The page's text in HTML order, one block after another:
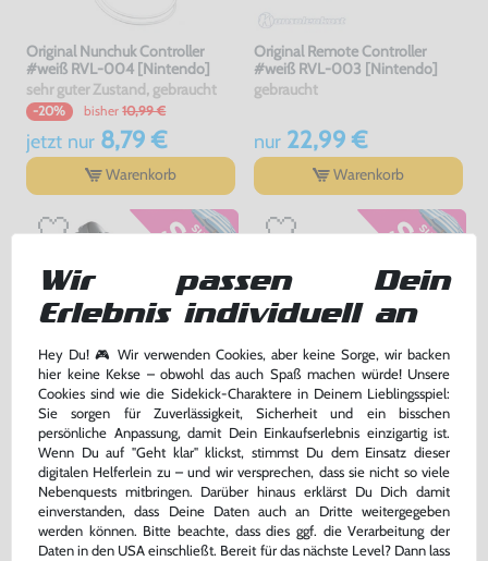
Original Nunchuk Controller
#weiß RVL-004 [Nintendo]
sehr guter Zustand, gebraucht
-20% bisher 10,99 €
jetzt nur8,79 €
Warenkorb
Original Remote Controller
#weiß RVL-003 [Nintendo]
gebraucht
nur22,99 €
Warenkorb
Original Nunchuk Controller
#schwarz [Nintendo]
sehr guter Zustand, gebraucht
nur12,99 €
Original Schutzhülle / Skin /
Sleeve / Cover für Remote
#transp.
gebraucht
-60% bisher 0,99 €
jetzt nur 0,40 €
Wir passen Dein
Erlebnis individuell an
Hey Du! 🎮 Wir verwenden Cookies, aber keine Sorge, wir backen
hier keine Kekse – obwohl das auch Spaß machen würde! Unsere
Cookies sind wie die Sidekick-Charaktere in Deinem Lieblingsspiel:
Sie sorgen für Zuverlässigkeit, Sicherheit und ein bisschen
persönliche Anpassung, damit Dein Einkaufserlebnis einzigartig ist.
Wenn Du auf "Geht klar" klickst, stimmst Du dem Einsatz dieser
digitalen Helferlein zu – und wir versprechen, dass sie nicht so viele
Nebenquests mitbringen. Darüber hinaus erklärst Du Dich damit
einverstanden, dass Deine Daten auch an Dritte weitergegeben
werden können. Bitte beachte, dass dies ggf. die Verarbeitung der
Daten in den USA einschließt. Bereit für das nächste Level? Dann lass